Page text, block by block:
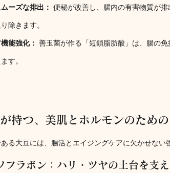
ーズな排出： 便秘が改善し、腸内の有害物質が
除きます。
能強化： 善玉菌が作る「短鎖脂肪酸」は、腸の
す。
持つ、美肌とホルモンのため
る大豆には、腸活とエイジングケアに欠かせない
ラボン：ハリ・ツヤの土台を支え